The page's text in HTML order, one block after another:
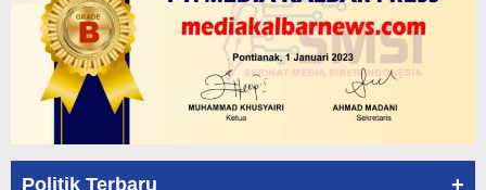
Politik Terbaru +